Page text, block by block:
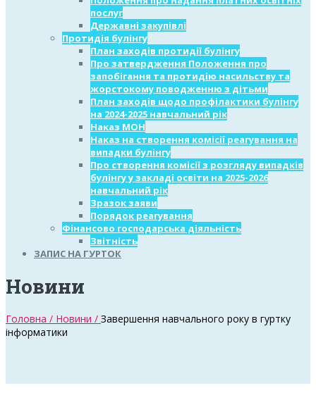
послуг
Державні закупівлі
Протидія булінгу
План заходів протидії булінгу
Про затвердження Положення про
запобігання та протидію насильству та
жорстокому поводженню з дітьми
План заходів щодо профілактики булінгу
на 2024-2025 навчальний рік
Наказ МОН
Наказ на створення комісії реагування на
випадки булінгу
Про створення комісії з розгляду випадків
булінгу у закладі освіти на 2025-2026
навчальний рік
Зразок заяви
Порядок реагування
Фінансово господарська діяльність
Звітність
ЗАПИС НА ГУРТОК
Новини
Головна / Новини / Завершення навчального року в гуртку
інформатики